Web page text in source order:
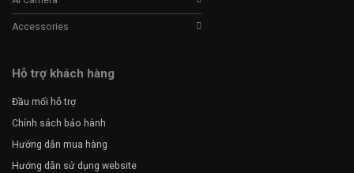
Accessories
Hỗ trợ khách hàng
Đầu mối hỗ trợ
Chính sách bảo hành
Hướng dẫn mua hàng
Hướng dẫn sử dụng website